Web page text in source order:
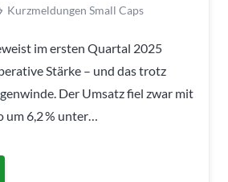
Kurzmeldungen Small Caps
im ersten Quartal 2025
Stärke – und das trotz
Der Umsatz fiel zwar mit
um 6,2 % unter…